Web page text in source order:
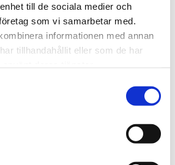
till de sociala medier och
som vi samarbetar med.
informationen med annan
tillhandahållit eller som de har